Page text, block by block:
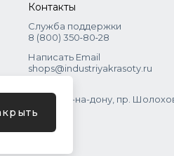
Контакты
Служба поддержки
8 (800) 350‑80‑28
Написать Email
shops@industriyakrasoty.ru
г. Ростов-на-дону, пр.
зд. 11 с. 1